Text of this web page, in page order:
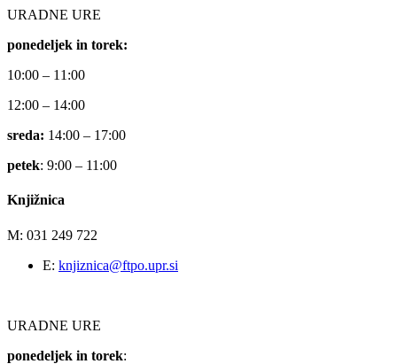
URADNE URE
ponedeljek in torek:
10:00 – 11:00
12:00 – 14:00
sreda: 14:00 – 17:00
petek: 9:00 – 11:00
Knjižnica
M: 031 249 722
E: knjiznica@ftpo.upr.si
URADNE URE
ponedeljek in torek: